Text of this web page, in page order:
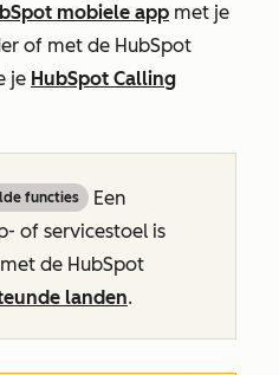
mobiele app met je
of met de HubSpot
je HubSpot Calling
functies
Een
of servicestoel is
de HubSpot
landen.